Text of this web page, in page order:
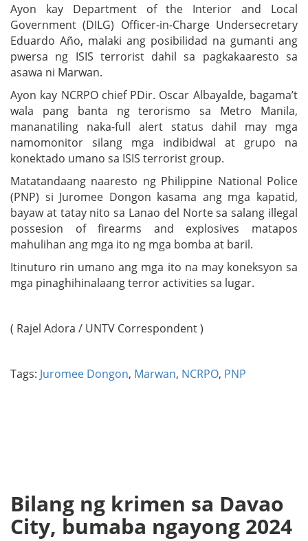
Ayon kay Department of the Interior and Local
Government (DILG) Officer-in-Charge Undersecretary
Eduardo Año, malaki ang posibilidad na gumanti ang
pwersa ng ISIS terrorist dahil sa pagkakaaresto sa
asawa ni Marwan.
Ayon kay NCRPO chief PDir. Oscar Albayalde, bagama’t
wala pang banta ng terorismo sa Metro Manila,
mananatiling naka-full alert status dahil may mga
namomonitor silang mga indibidwal at grupo na
konektado umano sa ISIS terrorist group.
Matatandaang naaresto ng Philippine National Police
(PNP) si Juromee Dongon kasama ang mga kapatid,
bayaw at tatay nito sa Lanao del Norte sa salang illegal
possesion of firearms and explosives matapos
mahulihan ang mga ito ng mga bomba at baril.
Itinuturo rin umano ang mga ito na may koneksyon sa
mga pinaghihinalaang terror activities sa lugar.
( Rajel Adora / UNTV Correspondent )
Tags: Juromee Dongon, Marwan, NCRPO, PNP
Bilang ng krimen sa Davao
City, bumaba ngayong 2024